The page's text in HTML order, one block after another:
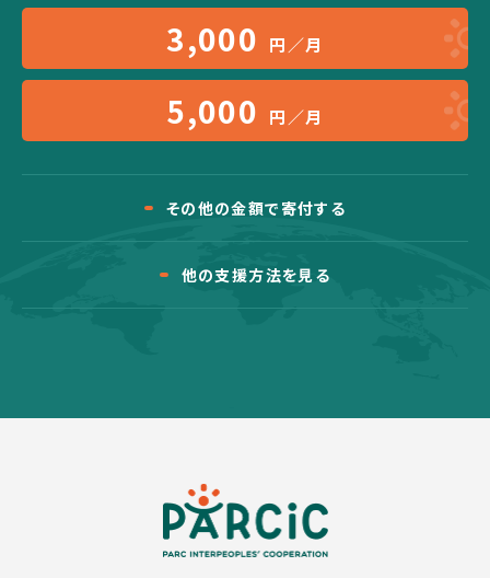
3,000 円／月
5,000 円／月
その他の金額で寄付する
他の支援方法を見る